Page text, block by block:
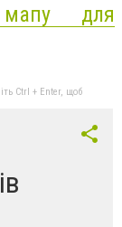
мапу для
Ctrl + Enter, щоб